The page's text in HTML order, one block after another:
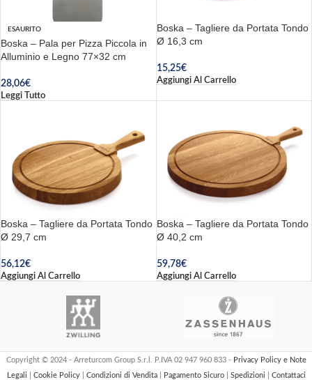
ESAURITO
Boska – Pala per Pizza Piccola in
Alluminio e Legno 77×32 cm
28,06€
Leggi Tutto
Boska – Tagliere da Portata Tondo
Ø 16,3 cm
15,25€
Aggiungi Al Carrello
Boska – Tagliere da Portata Tondo
Ø 29,7 cm
56,12€
Aggiungi Al Carrello
Boska – Tagliere da Portata Tondo
Ø 40,2 cm
59,78€
Aggiungi Al Carrello
Copyright © 2024 - Arreturcom Group S.r.l. P.IVA 02 947 960 833 - Privacy Policy e Note
Legali
Cookie Policy Condizioni di Vendita Pagamento Sicuro Spedizioni Contattaci